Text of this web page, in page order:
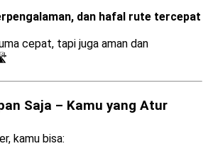
dan hafal rute tercepat
cepat, tapi juga aman dan
Saja – Kamu yang Atur
kamu bisa: